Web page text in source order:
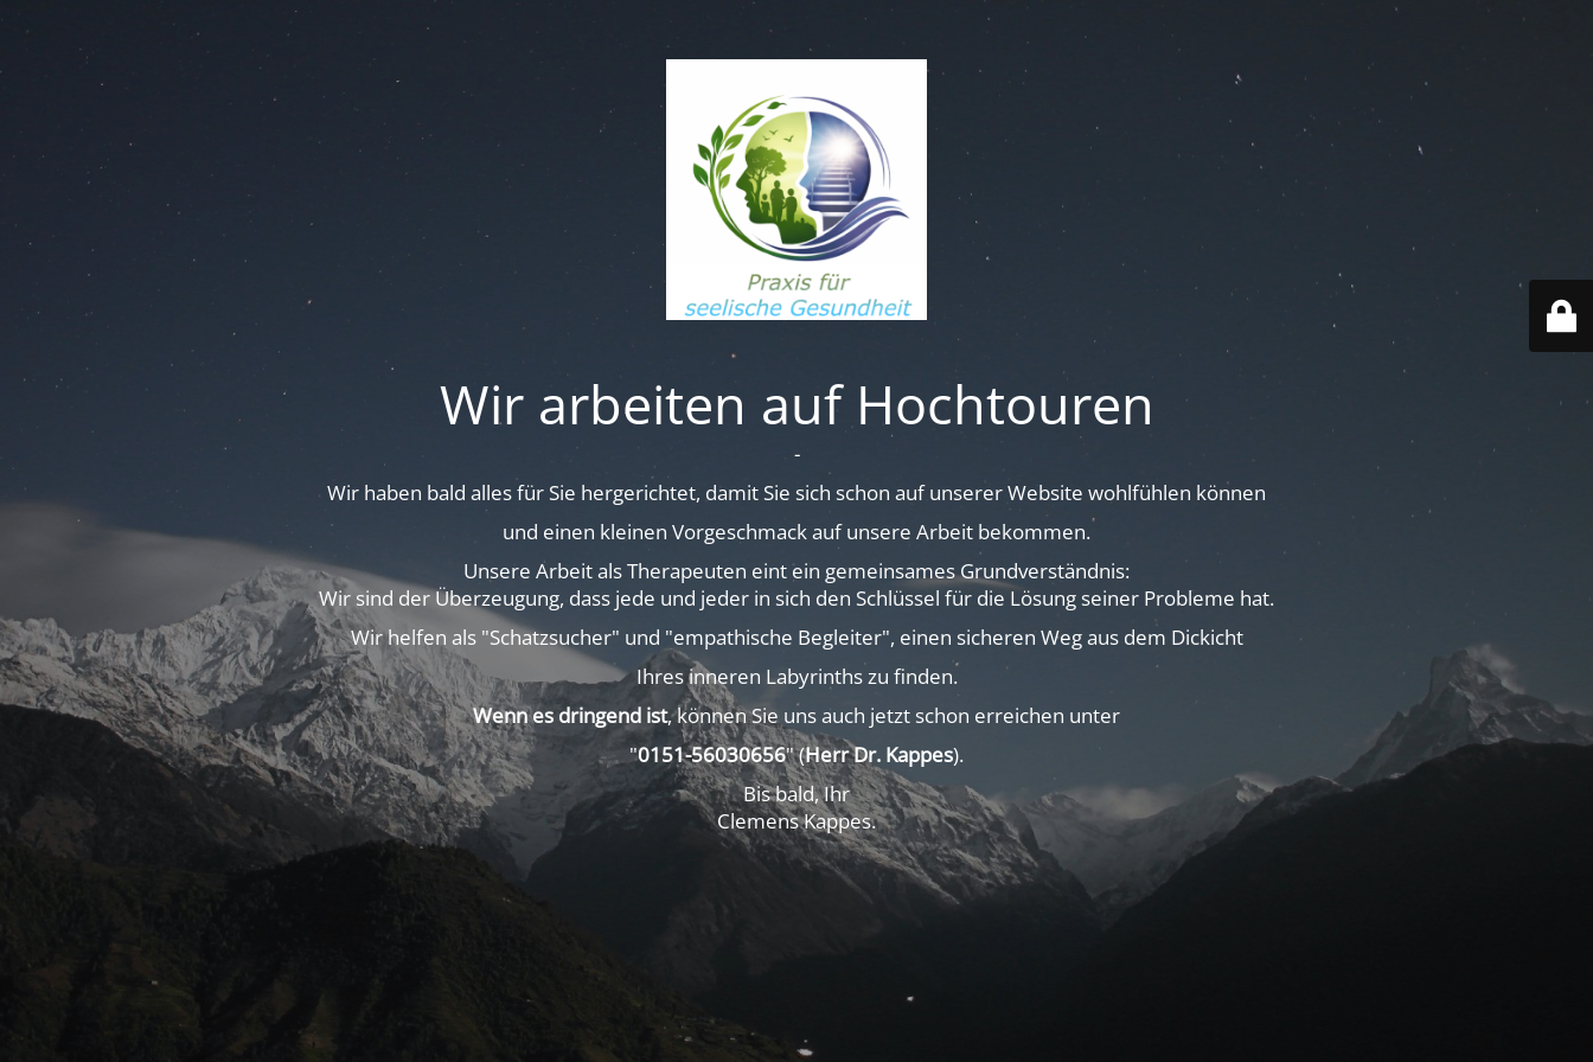
Wir arbeiten auf Hochtouren
-
Wir haben bald alles für Sie hergerichtet, damit Sie sich schon auf unserer Website wohlfühlen können
und einen kleinen Vorgeschmack auf unsere Arbeit bekommen.
Unsere Arbeit als Therapeuten eint ein gemeinsames Grundverständnis:
Wir sind der Überzeugung, dass jede und jeder in sich den Schlüssel für die Lösung seiner Probleme hat.
Wir helfen als "Schatzsucher" und "empathische Begleiter", einen sicheren Weg aus dem Dickicht
Ihres inneren Labyrinths zu finden.
Wenn es dringend ist, können Sie uns auch jetzt schon erreichen unter
"0151-56030656" (Herr Dr. Kappes).
Bis bald, Ihr
Clemens Kappes.